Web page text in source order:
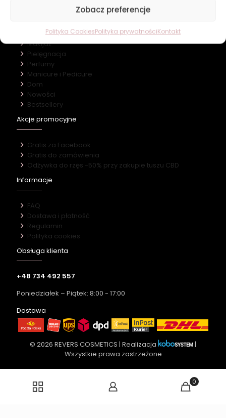
Zobacz preferencje
Polityka CookiesPolityka prywatnościKontakt
Makijaż
Pielęgnacja
Perfumy
Manicure i Pedicure
Dom
Nowości
Bestsellery
Akcje promocyjne
Gratis za Facebook
Gratis do zamówienia
Odżywka do rzęs -50% przy zakupie tuszu CBD
Informacje
FAQ
Dostawa i płatność
Regulamin
Polityka cookies
Obsługa klienta
+48 734 492 557
Poniedziałek – Piątek: 8:00 - 17:00
Dostawa
© 2026 REVERS COSMETICS | Realizacja
|
Wszystkie prawa zastrzeżone
0